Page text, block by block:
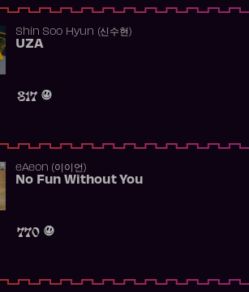
Shin Soo Hyun (신수현)
UZA
817
​eAeon (이이언)
No Fun Without You
770